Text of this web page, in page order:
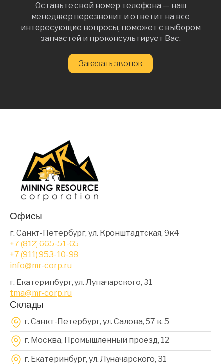
Оставьте свой номер телефона — наш
менеджер перезвонит и ответит на все
интересующие вопросы, поможет с выбором
запчастей и проконсультирует Вас.
Заказать звонок
Офисы
г. Санкт-Петербург, ул. Кронштадтская, 9к4
+7 (812) 665-51-65
+7 (911) 953-10-98
info@mr-corp.ru
г. Екатеринбург, ул. Луначарского, 31
tma@mr-corp.ru
Склады
г. Санкт-Петербург, ул. Салова, 57 к. 5
г. Москва, Промышленный проезд, 12
г. Екатеринбург, ул. Луначарского, 31